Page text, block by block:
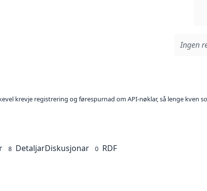
Ingen
krevje registrering og førespurnad om API-nøklar, så lenge kven
8 DetaljarDiskusjonar 0 RDF